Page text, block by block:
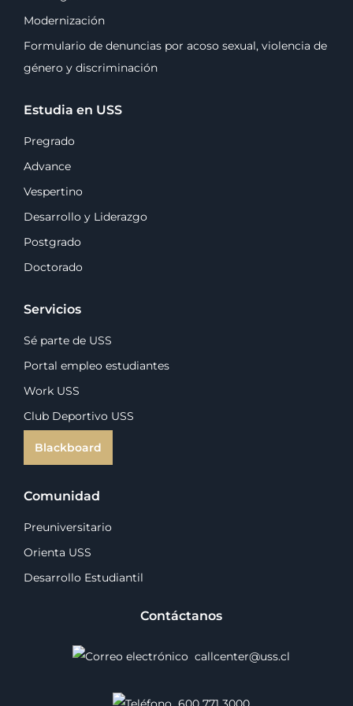
Modernización
Formulario de denuncias por acoso sexual, violencia de
género y discriminación
Estudia en USS
Pregrado
Advance
Vespertino
Desarrollo y Liderazgo
Postgrado
Doctorado
Servicios
Sé parte de USS
Portal empleo estudiantes
Work USS
Club Deportivo USS
Blackboard
Comunidad
Preuniversitario
Orienta USS
Desarrollo Estudiantil
Contáctanos
callcenter@uss.cl
600 771 3000